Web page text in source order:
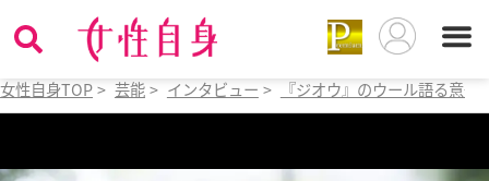
女性自身TOP > 芸能 > インタビュー > 『ジオウ』のウール語る意